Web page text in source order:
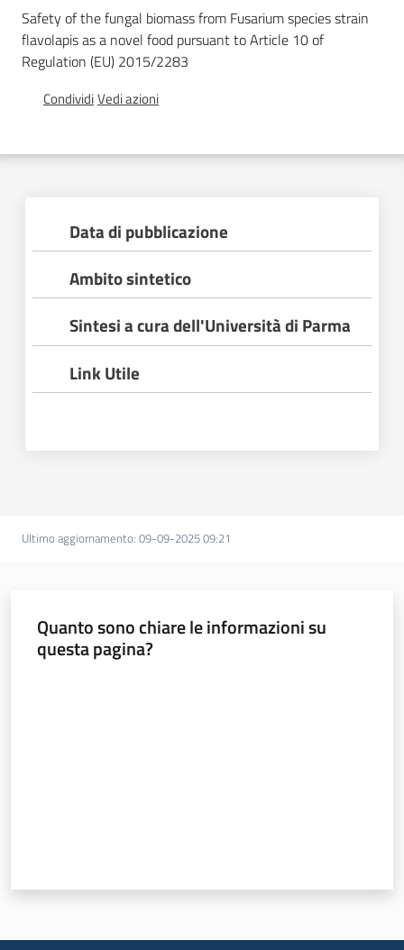
Seguici
su
Emilia-
Romagna
Novità
Leggi Atti Bandi
Argomenti
Safety of the fungal biomass from Fusarium species strain
flavolapis as a novel food pursuant to Article 10 of
Regulation (EU) 2015/2283
CondividiVedi azioni
Data di pubblicazione
Ambito sintetico
Sintesi a cura dell'Università di Parma
Link Utile
Ultimo aggiornamento: 09-09-2025 09:21
Quanto sono chiare le informazioni su
questa pagina?